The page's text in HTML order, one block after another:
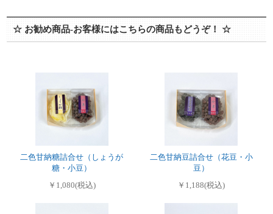
☆ お勧め商品-お客様にはこちらの商品もどうぞ！ ☆
二色甘納糖詰合せ（しょうが
糖・小豆）
￥1,080(税込)
二色甘納豆詰合せ（花豆・小
豆）
￥1,188(税込)